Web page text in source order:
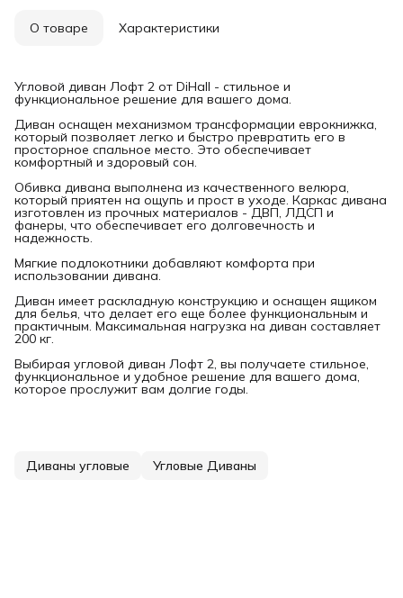
О товаре Характеристики
Угловой диван Лофт 2 от DiHall - стильное и
функциональное решение для вашего дома.
Диван оснащен механизмом трансформации еврокнижка,
который позволяет легко и быстро превратить его в
просторное спальное место. Это обеспечивает
комфортный и здоровый сон.
Обивка дивана выполнена из качественного велюра,
который приятен на ощупь и прост в уходе. Каркас дивана
изготовлен из прочных материалов - ДВП, ЛДСП и
фанеры, что обеспечивает его долговечность и
надежность.
Мягкие подлокотники добавляют комфорта при
использовании дивана.
Диван имеет раскладную конструкцию и оснащен ящиком
для белья, что делает его еще более функциональным и
практичным. Максимальная нагрузка на диван составляет
200 кг.
Выбирая угловой диван Лофт 2, вы получаете стильное,
функциональное и удобное решение для вашего дома,
которое прослужит вам долгие годы.
Диваны угловые Угловые Диваны